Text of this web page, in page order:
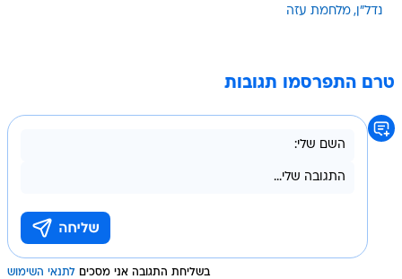
נדל"ן מלחמת עזה
טרם התפרסמו תגובות
בשליחת התגובה אני מסכים לתנאי השימוש